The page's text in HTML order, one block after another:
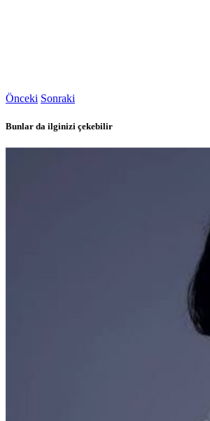
Önceki Sonraki
Bunlar da ilginizi çekebilir